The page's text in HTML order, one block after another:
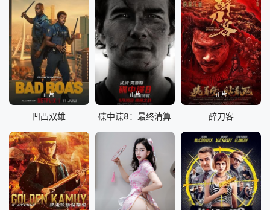
正片
凹凸双雄
正片
碟中谍8：最终清算
正片
醉刀客